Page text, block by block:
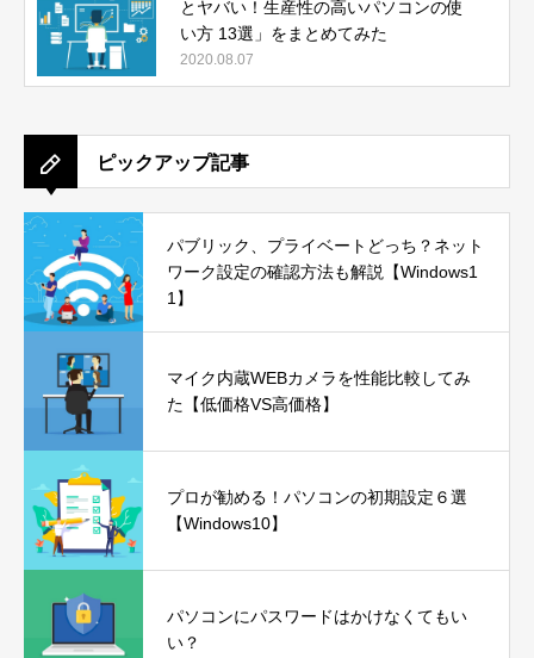
とヤバい！生産性の高いパソコンの使
い方 13選」をまとめてみた
2020.08.07
ピックアップ記事
パブリック、プライベートどっち？ネット
ワーク設定の確認方法も解説【Windows1
1】
マイク内蔵WEBカメラを性能比較してみ
た【低価格VS高価格】
プロが勧める！パソコンの初期設定６選
【Windows10】
パソコンにパスワードはかけなくてもい
い？